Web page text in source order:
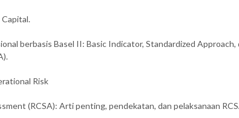
Capital.
berbasis Basel II: Basic Indicator, Standardized Approach,
Risk
(RCSA): Arti penting, pendekatan, dan pelaksanaan